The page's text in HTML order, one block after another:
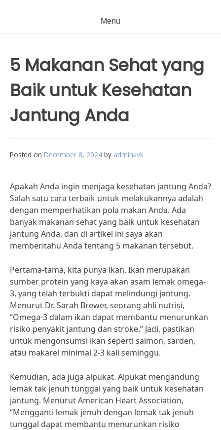
Menu
5 Makanan Sehat yang
Baik untuk Kesehatan
Jantung Anda
Posted on December 8, 2024 by adminkvk
Apakah Anda ingin menjaga kesehatan jantung Anda?
Salah satu cara terbaik untuk melakukannya adalah
dengan memperhatikan pola makan Anda. Ada
banyak makanan sehat yang baik untuk kesehatan
jantung Anda, dan di artikel ini saya akan
memberitahu Anda tentang 5 makanan tersebut.
Pertama-tama, kita punya ikan. Ikan merupakan
sumber protein yang kaya akan asam lemak omega-
3, yang telah terbukti dapat melindungi jantung.
Menurut Dr. Sarah Brewer, seorang ahli nutrisi,
“Omega-3 dalam ikan dapat membantu menurunkan
risiko penyakit jantung dan stroke.” Jadi, pastikan
untuk mengonsumsi ikan seperti salmon, sarden,
atau makarel minimal 2-3 kali seminggu.
Kemudian, ada juga alpukat. Alpukat mengandung
lemak tak jenuh tunggal yang baik untuk kesehatan
jantung. Menurut American Heart Association,
“Mengganti lemak jenuh dengan lemak tak jenuh
tunggal dapat membantu menurunkan risiko